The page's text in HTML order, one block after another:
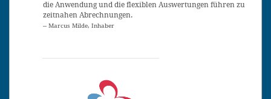
die Anwendung und die flexiblen Auswertungen führen zu
zeitnahen Abrechnungen.
-- Marcus Milde, Inhaber